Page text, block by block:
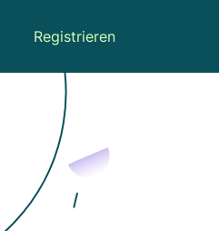
Registrieren